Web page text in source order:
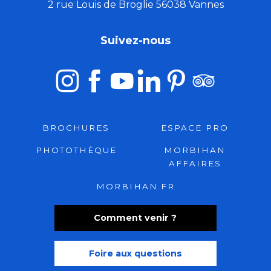
2 rue Louis de Broglie 56038 Vannes
Comment venir ?
Foire aux questions
Suivez-nous
BROCHURES ESPACE PRO
PHOTOTHÈQUE
MORBIHAN
AFFAIRES
MORBIHAN.FR